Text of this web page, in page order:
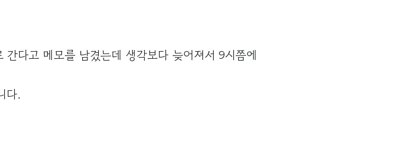
다고 메모를 남겼는데 생각보다 늦어져서 9시쯤에
다.